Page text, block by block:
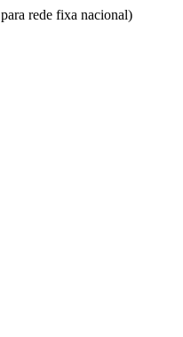
rede fixa nacional)